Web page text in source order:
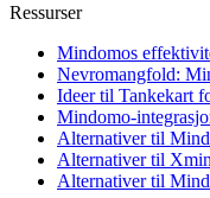
Ressurser
Mindomos
Nevromangfold:
Ideer til Tankekart
Mindomo-
Alternativer til
Alternativer til
Alternativer til